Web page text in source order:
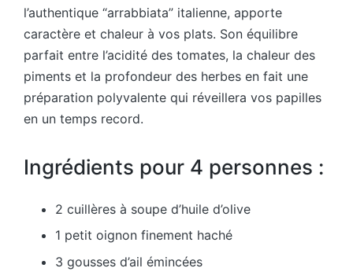
l’authentique “arrabbiata” italienne, apporte
caractère et chaleur à vos plats. Son équilibre
parfait entre l’acidité des tomates, la chaleur des
piments et la profondeur des herbes en fait une
préparation polyvalente qui réveillera vos papilles
en un temps record.
Ingrédients pour 4 personnes :
2 cuillères à soupe d’huile d’olive
1 petit oignon finement haché
3 gousses d’ail émincées